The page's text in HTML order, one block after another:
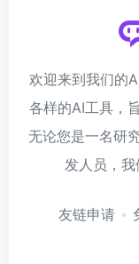
欢迎来到我们的
各样的AI工具，
无论您是一名研
发人员，我
友链申请